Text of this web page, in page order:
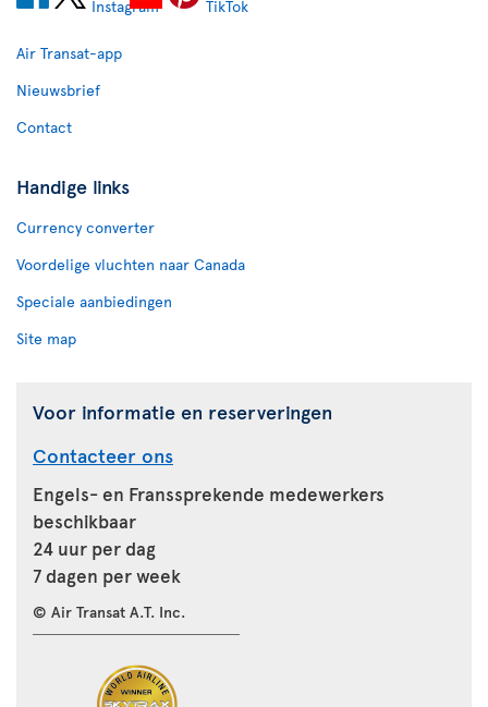
Air Transat-app
Nieuwsbrief
Contact
Handige links
Currency converter
Voordelige vluchten naar Canada
Speciale aanbiedingen
Site map
Voor informatie en reserveringen
Contacteer ons
Engels- en Franssprekende medewerkers
beschikbaar
24 uur per dag
7 dagen per week
© Air Transat A.T. Inc.